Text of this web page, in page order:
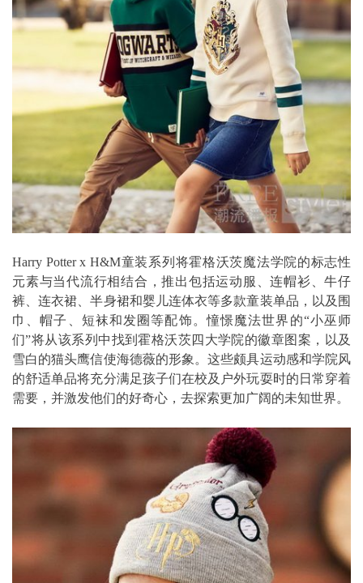
Harry Potter x H&M童装系列将霍格沃茨魔法学院的标志性
元素与当代流行相结合，推出包括运动服、连帽衫、牛仔
裤、连衣裙、半身裙和婴儿连体衣等多款童装单品，以及围
巾、帽子、短袜和发圈等配饰。憧憬魔法世界的“小巫师
们”将从该系列中找到霍格沃茨四大学院的徽章图案，以及
雪白的猫头鹰信使海德薇的形象。这些颇具运动感和学院风
的舒适单品将充分满足孩子们在校及户外玩耍时的日常穿着
需要，并激发他们的好奇心，去探索更加广阔的未知世界。